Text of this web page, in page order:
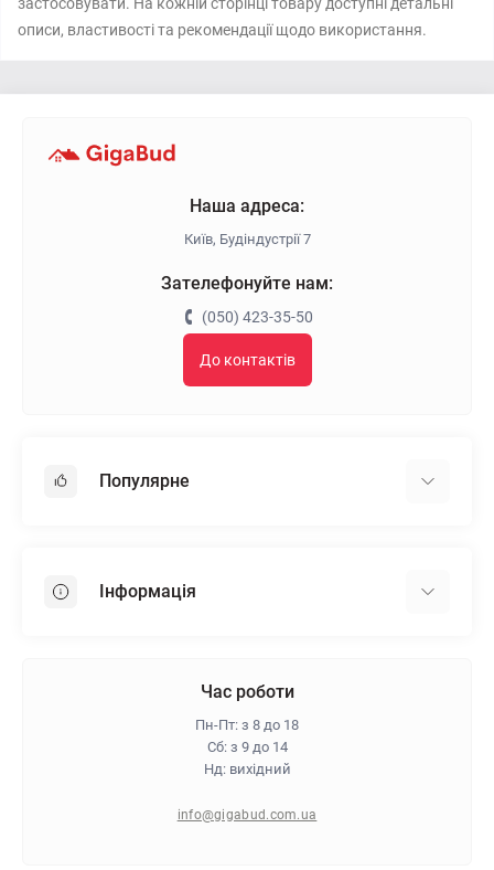
описи, властивості та рекомендації щодо використання.
Наша адреса:
Київ, Будіндустрії 7
Зателефонуйте нам:
(050) 423-35-50
До контактів
Популярне
Пінопласт
Інформація
Гарантія та повернення
Політика конфіденційності
Час роботи
Пн-Пт: з 8 до 18
Сб: з 9 до 14
Нд: вихідний
info@gigabud.com.ua